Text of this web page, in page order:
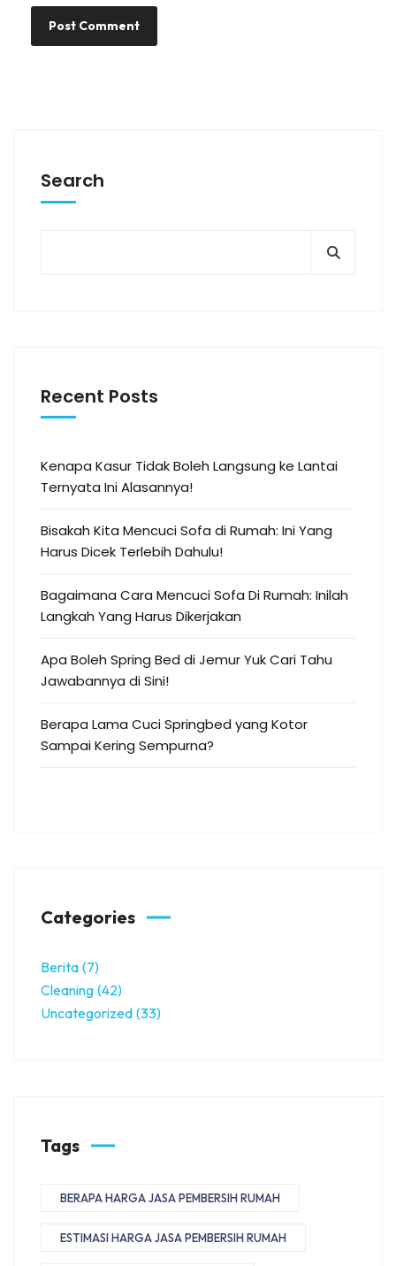
Search
Recent Posts
Kenapa Kasur Tidak Boleh Langsung ke Lantai
Ternyata Ini Alasannya!
Bisakah Kita Mencuci Sofa di Rumah: Ini Yang
Harus Dicek Terlebih Dahulu!
Bagaimana Cara Mencuci Sofa Di Rumah: Inilah
Langkah Yang Harus Dikerjakan
Apa Boleh Spring Bed di Jemur Yuk Cari Tahu
Jawabannya di Sini!
Berapa Lama Cuci Springbed yang Kotor
Sampai Kering Sempurna?
Categories
Berita (7)
Cleaning (42)
Uncategorized (33)
Tags
BERAPA HARGA JASA PEMBERSIH RUMAH
ESTIMASI HARGA JASA PEMBERSIH RUMAH